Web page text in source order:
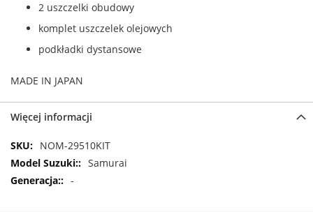
2 uszczelki obudowy
komplet uszczelek olejowych
podkładki dystansowe
MADE IN JAPAN
Więcej informacji
Więcej
informacji
NOM-29510KIT
Samurai
-